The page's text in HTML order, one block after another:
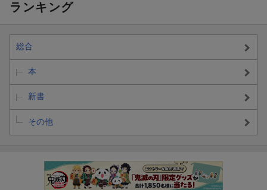
ランキング
総合
本
新書
その他